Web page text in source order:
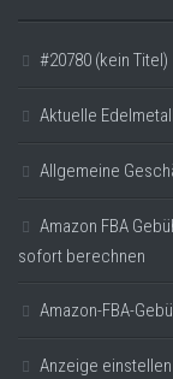
#20780 (kein Titel)
Aktuelle
Allgemeine
Amazon FBA
sofort berechnen
Amazon-FBA-
Anzeige einstellen